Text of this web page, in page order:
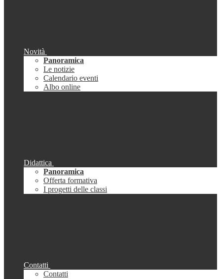
Novità
Panoramica
Le notizie
Calendario eventi
Albo online
Didattica
Panoramica
Offerta formativa
I progetti delle classi
Contatti
Contatti